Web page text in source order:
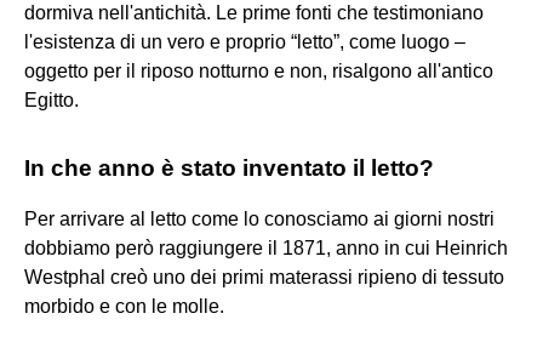
dormiva nell'antichità. Le prime fonti che testimoniano
l'esistenza di un vero e proprio “letto”, come luogo –
oggetto per il riposo notturno e non, risalgono all'antico
Egitto.
In che anno è stato inventato il letto?
Per arrivare al letto come lo conosciamo ai giorni nostri
dobbiamo però raggiungere il 1871, anno in cui Heinrich
Westphal creò uno dei primi materassi ripieno di tessuto
morbido e con le molle.